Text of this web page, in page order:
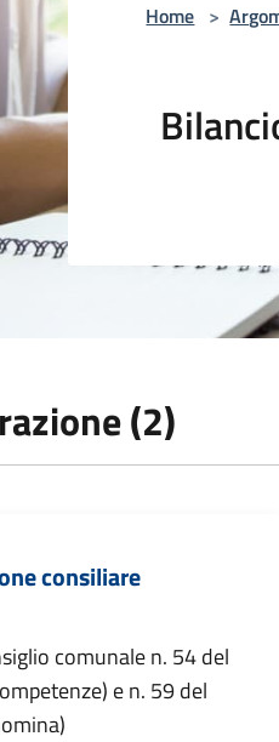
Home >
(2)
consiliare
comunale n. 54 del
e n. 59 del